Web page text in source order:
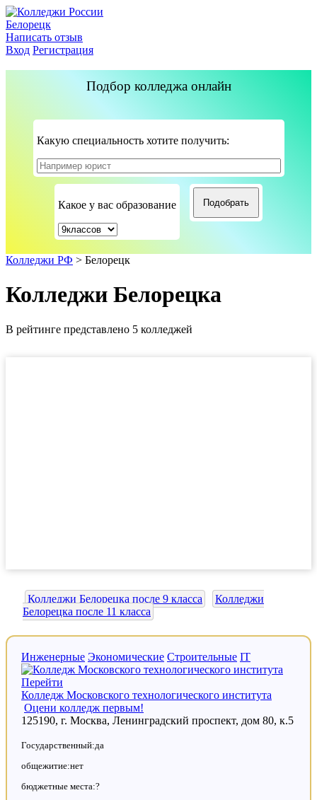
Белорецк
Написать отзыв
Вход Регистрация
Подбор колледжа онлайн
Какую специальность хотите получить:
Какое у вас образование
Колледжи РФ > Белорецк
Колледжи Белорецка
В рейтинге представлено 5 колледжей
Колледжи Белорецка после 9 класса
Колледжи
Белорецка после 11 класса
Инженерные Экономические Строительные IT
Перейти
Колледж Московского технологического института
Оцени колледж первым!
125190, г. Москва, Ленинградский проспект, дом 80, к.5
Государственный:да
общежитие:нет
бюджетные места:?